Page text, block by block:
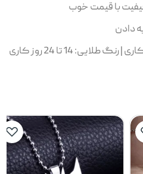
با قیمت خوب
دادن